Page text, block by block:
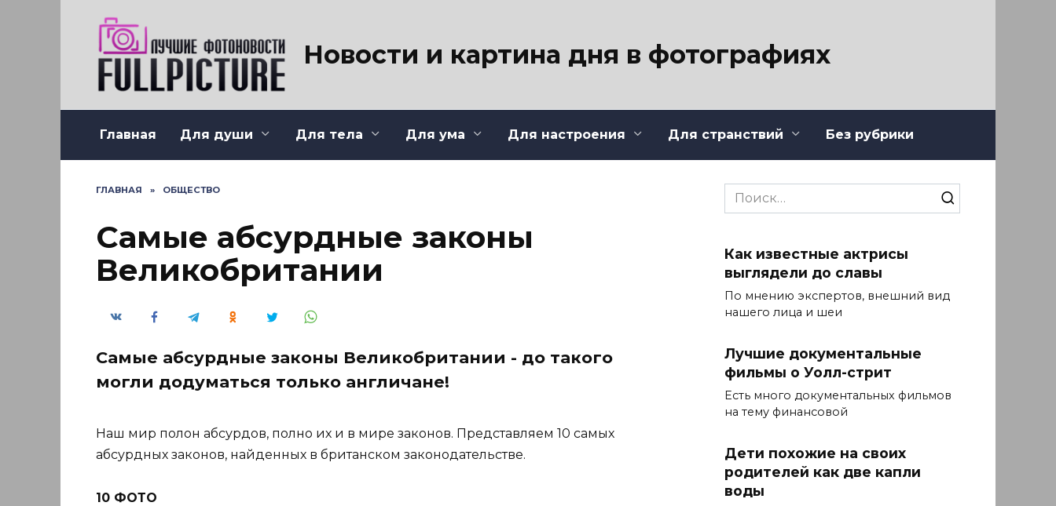
Новости и картина дня в фотографиях
Главная Для души Для тела Для ума Для настроения Для странствий Без рубрики
ГЛАВНАЯ » ОБЩЕСТВО
Самые абсурдные законы
Великобритании
Самые абсурдные законы Великобритании - до такого
могли додуматься только англичане!
Наш мир полон абсурдов, полно их и в мире законов. Представляем 10 самых
абсурдных законов, найденных в британском законодательстве.
10 ФОТО
Search
for:
Как известные актрисы
выглядели до славы
По мнению экспертов, внешний вид
нашего лица и шеи
Лучшие документальные
фильмы о Уолл-стрит
Есть много документальных фильмов
на тему финансовой
Дети похожие на своих
родителей как две капли
воды